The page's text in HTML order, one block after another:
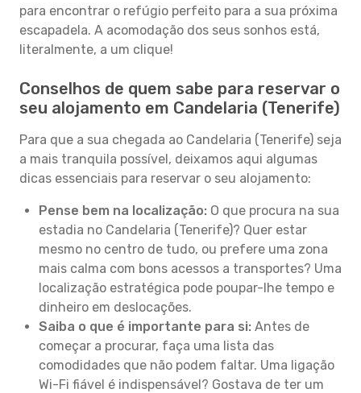
para encontrar o refúgio perfeito para a sua próxima
escapadela. A acomodação dos seus sonhos está,
literalmente, a um clique!
Conselhos de quem sabe para reservar o
seu alojamento em Candelaria (Tenerife)
Para que a sua chegada ao Candelaria (Tenerife) seja
a mais tranquila possível, deixamos aqui algumas
dicas essenciais para reservar o seu alojamento:
Pense bem na localização: O que procura na sua
estadia no Candelaria (Tenerife)? Quer estar
mesmo no centro de tudo, ou prefere uma zona
mais calma com bons acessos a transportes? Uma
localização estratégica pode poupar-lhe tempo e
dinheiro em deslocações.
Saiba o que é importante para si: Antes de
começar a procurar, faça uma lista das
comodidades que não podem faltar. Uma ligação
Wi-Fi fiável é indispensável? Gostava de ter um